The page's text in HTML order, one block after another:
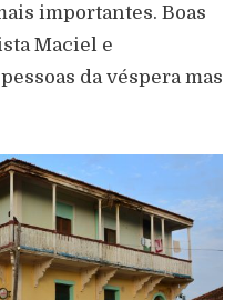
importantes. Boas
Maciel e
da véspera mas